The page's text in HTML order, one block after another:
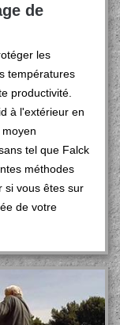
de
les
températures
productivité.
à l'extérieur en
tel que Falck
méthodes
si vous êtes sur
de votre